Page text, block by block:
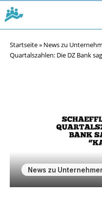
Startseite» News zu
Quartalszahlen: Die DZ Bank
News zu